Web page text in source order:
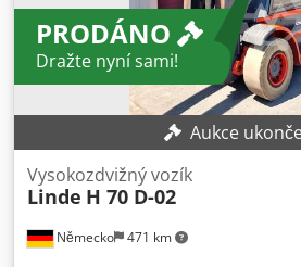
PRODÁNO
Dražte nyní sami!
Aukce
Německo 471 km
Vysokozdvižný vozík
Linde H 70 D-02